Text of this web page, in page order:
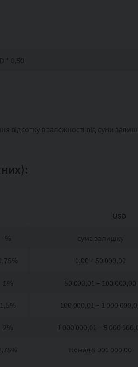
* 0,50
відсотку в залежності від суми
USD
% сума залишку
0,00 – 50 000,00
1% 50 000,01 – 100 000,00
1,5% 100 000,01 – 1 000
2% 1 000 000,01 – 5 000
Понад 5 000 000,00